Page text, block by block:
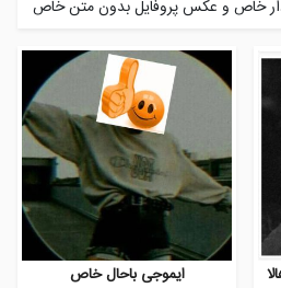
خاص و عکس پروفایل بدون متن خاص
ایموجی باحال خاص